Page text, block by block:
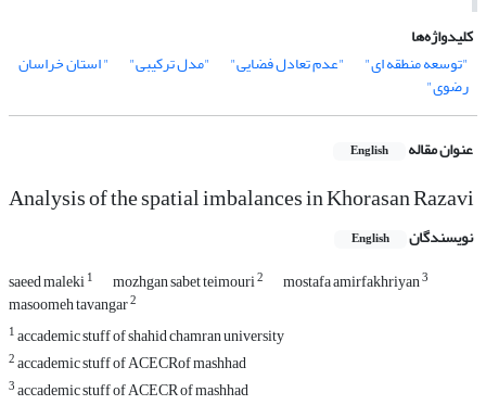
کلیدواژه‌ها
"توسعه منطقه ای"
"عدم تعادل فضایی" "مدل ترکیبی" " استان خراسان
رضوی"
عنوان مقاله English
Analysis of the spatial imbalances in Khorasan Razavi
نویسندگان English
saeed maleki1 mozhgan sabet teimouri2 mostafa amirfakhriyan3
masoomeh tavangar2
1accademic stuff of shahid chamran university
2accademic stuff of ACECRof mashhad
3accademic stuff of ACECR of mashhad